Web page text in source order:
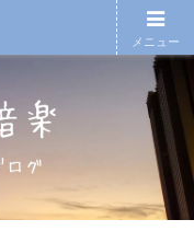
メニュー